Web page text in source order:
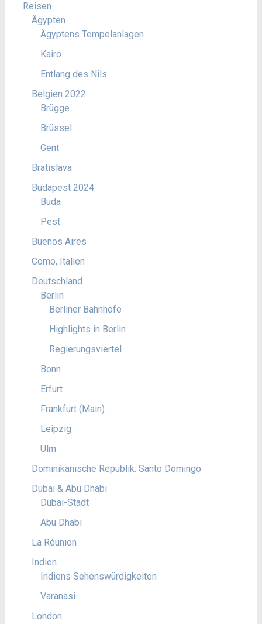
Reisen
Ägypten
Ägyptens Tempelanlagen
Kairo
Entlang des Nils
Belgien 2022
Brügge
Brüssel
Gent
Bratislava
Budapest 2024
Buda
Pest
Buenos Aires
Como, Italien
Deutschland
Berlin
Berliner Bahnhöfe
Highlights in Berlin
Regierungsviertel
Bonn
Erfurt
Frankfurt (Main)
Leipzig
Ulm
Dominikanische Republik: Santo Domingo
Dubai & Abu Dhabi
Dubai-Stadt
Abu Dhabi
La Réunion
Indien
Indiens Sehenswürdigkeiten
Varanasi
London